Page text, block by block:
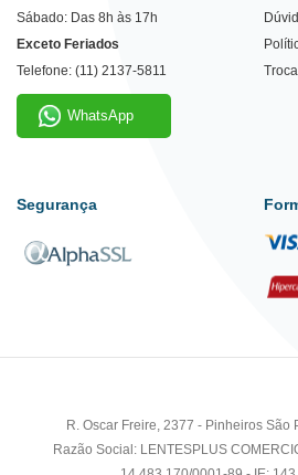
Sábado: Das 8h às 17h
Exceto Feriados
Telefone: (11) 2137-5811
WhatsApp
Segurança
R. Oscar Freire, 2377 - Pinheiros São
Razão Social: LENTESPLUS